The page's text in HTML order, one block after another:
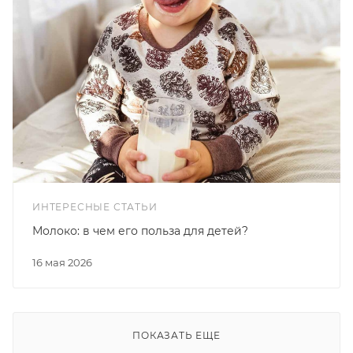
ИНТЕРЕСНЫЕ СТАТЬИ
16 мая 2026
Молоко: в чем его польза для детей?
ПОКАЗАТЬ ЕЩЕ